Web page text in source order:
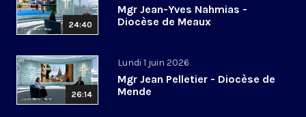
24:40
Mgr Jean-Yves Nahmias -
Diocèse de Meaux
26:14
Lundi 1 juin 2026
Mgr Jean Pelletier - Diocèse de
Mende